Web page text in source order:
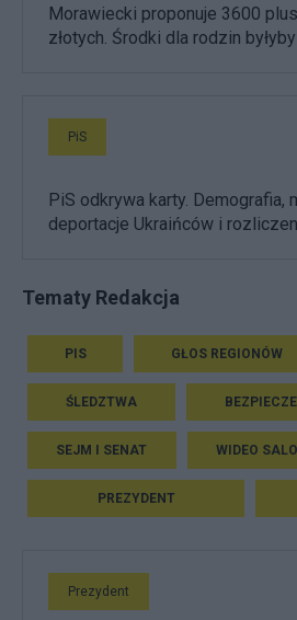
Morawiecki proponuje 3600
złotych. Środki dla rodzin
PiS
PiS odkrywa karty. Demografia,
deportacje Ukraińców i
Tematy Redakcja
PIS GŁOS REGIONÓW
ŚLEDZTWA
SEJM I SENAT WIDEO
PREZYDENT
Prezydent